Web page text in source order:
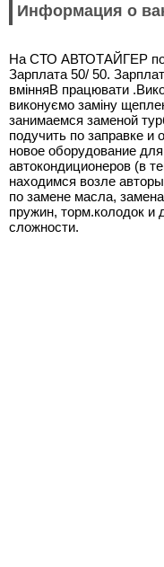
Информация о
На СТО АВТОТАЙГЕР
Зарплата 50/ 50.
вмінняВ працювати
виконуємо заміну
занимаемся заменой
подучить по заправке и
новое оборудование
автокондиционеров (в
находимся возле
по замене масла,
пружин, торм.колодок и
сложности.